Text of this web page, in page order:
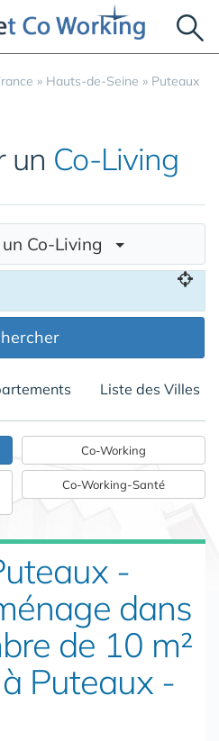
» Hauts-de-Seine » Puteaux
un Co-Living
un Co-Living
Liste des Villes
Co-Working
Co-Working-Santé
-
dans
de 10 m²
Puteaux -